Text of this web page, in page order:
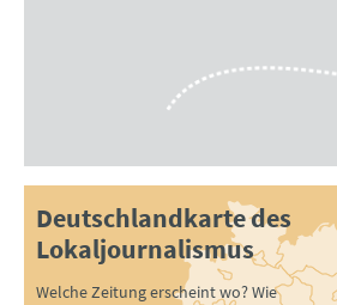
Deutschlandkarte des
Lokaljournalismus
Welche Zeitung erscheint wo? Wie